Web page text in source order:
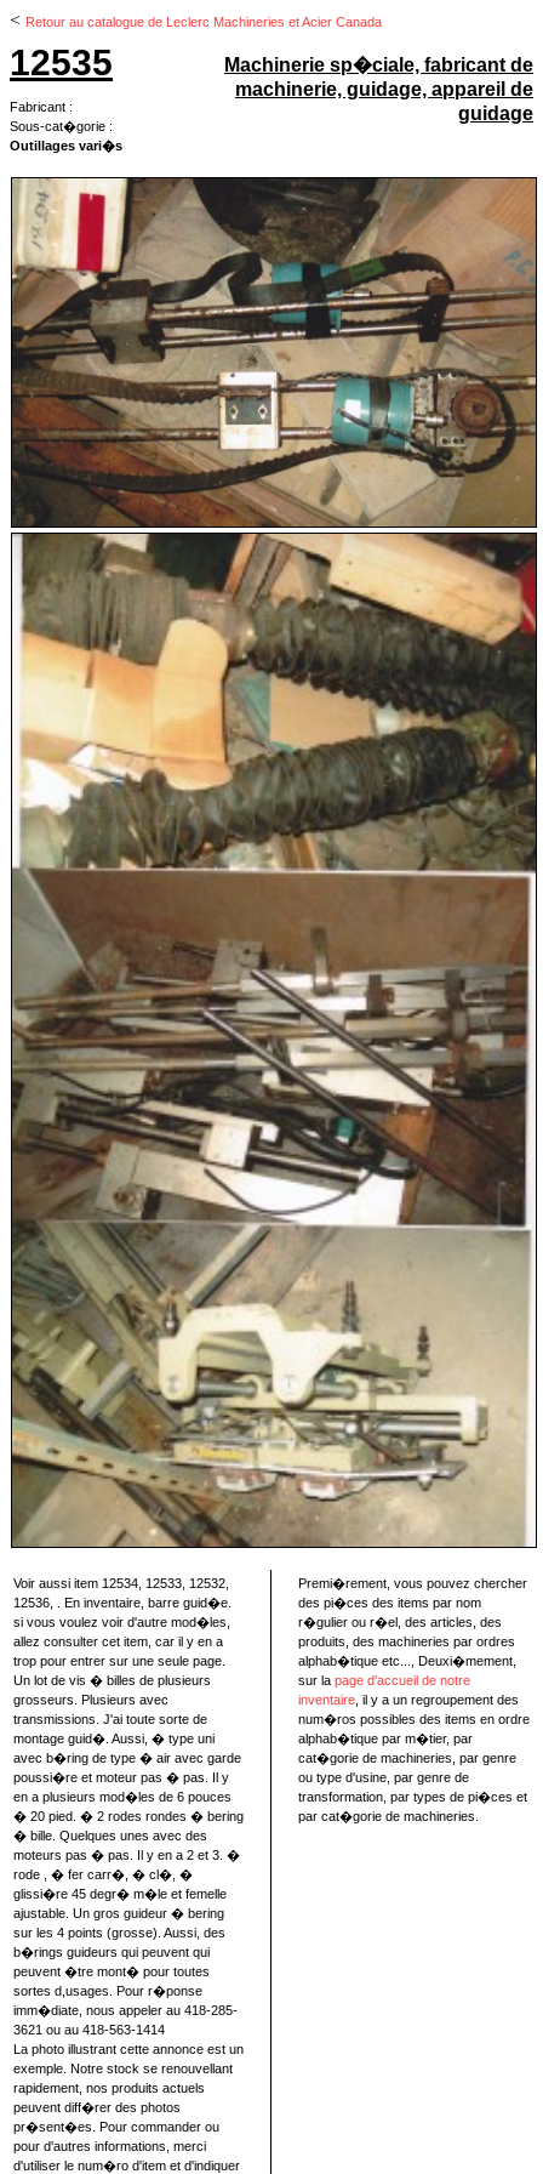
< Retour au catalogue de Leclerc Machineries et Acier Canada
12535
Fabricant :
Sous-cat�gorie :
Outillages vari�s
Machinerie sp�ciale, fabricant de
machinerie, guidage, appareil de
guidage
Voir aussi item 12534, 12533, 12532,
12536, . En inventaire, barre guid�e.
si vous voulez voir d'autre mod�les,
allez consulter cet item, car il y en a
trop pour entrer sur une seule page.
Un lot de vis � billes de plusieurs
grosseurs. Plusieurs avec
transmissions. J'ai toute sorte de
montage guid�. Aussi, � type uni
avec b�ring de type � air avec garde
poussi�re et moteur pas � pas. Il y
en a plusieurs mod�les de 6 pouces
� 20 pied. � 2 rodes rondes � bering
� bille. Quelques unes avec des
moteurs pas � pas. Il y en a 2 et 3. �
rode , � fer carr�, � cl�, �
glissi�re 45 degr� m�le et femelle
ajustable. Un gros guideur � bering
sur les 4 points (grosse). Aussi, des
b�rings guideurs qui peuvent qui
peuvent �tre mont� pour toutes
sortes d,usages. Pour r�ponse
imm�diate, nous appeler au 418-285-
3621 ou au 418-563-1414
La photo illustrant cette annonce est un
exemple. Notre stock se renouvellant
rapidement, nos produits actuels
peuvent diff�rer des photos
pr�sent�es. Pour commander ou
pour d'autres informations, merci
d'utiliser le num�ro d'item et d'indiquer
Premi�rement, vous pouvez chercher
des pi�ces des items par nom
r�gulier ou r�el, des articles, des
produits, des machineries par ordres
alphab�tique etc..., Deuxi�mement,
sur la page d'accueil de notre
inventaire , il y a un regroupement des
num�ros possibles des items en ordre
alphab�tique par m�tier, par
cat�gorie de machineries, par genre
ou type d'usine, par genre de
transformation, par types de pi�ces et
par cat�gorie de machineries.